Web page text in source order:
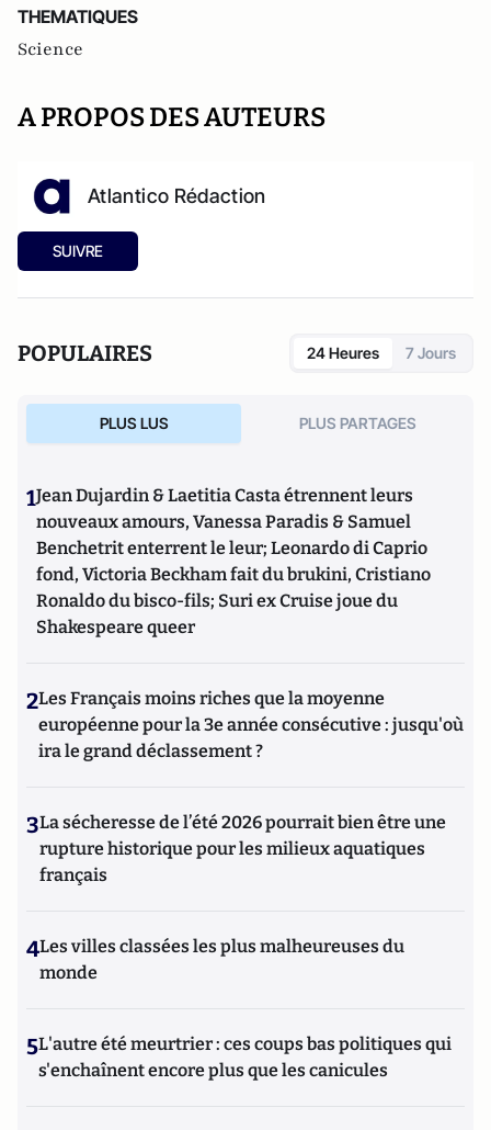
THEMATIQUES
Science
A PROPOS DES AUTEURS
Atlantico Rédaction
SUIVRE
POPULAIRES 24 Heures 7 Jours
PLUS LUS PLUS PARTAGES
1Jean Dujardin & Laetitia Casta étrennent leurs
nouveaux amours, Vanessa Paradis & Samuel
Benchetrit enterrent le leur; Leonardo di Caprio
fond, Victoria Beckham fait du brukini, Cristiano
Ronaldo du bisco-fils; Suri ex Cruise joue du
Shakespeare queer
2Les Français moins riches que la moyenne
européenne pour la 3e année consécutive : jusqu'où
ira le grand déclassement ?
3La sécheresse de l’été 2026 pourrait bien être une
rupture historique pour les milieux aquatiques
français
4Les villes classées les plus malheureuses du
monde
5L'autre été meurtrier : ces coups bas politiques qui
s'enchaînent encore plus que les canicules